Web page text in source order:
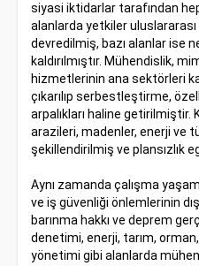
siyasi iktidarlar tarafından
alanlarda yetkiler
devredilmiş, bazı alanlar ise
kaldırılmıştır. Mühendislik,
hizmetlerinin ana sektörleri
çıkarılıp serbestleştirme,
arpalıkları haline getirilmiştir.
arazileri, madenler, enerji ve
şekillendirilmiş ve plansızlık
Aynı zamanda çalışma
ve iş güvenliği önlemlerinin
barınma hakkı ve deprem
denetimi, enerji, tarım,
yönetimi gibi alanlarda